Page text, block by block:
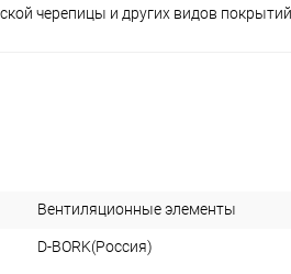
черепицы и других видов покрытий.
Вентиляционные элементы
D-BORK(Россия)